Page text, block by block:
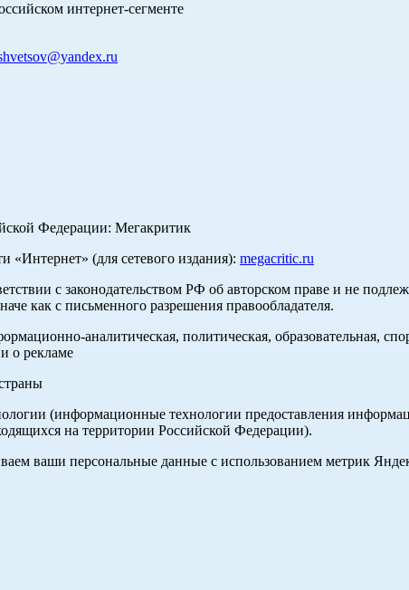
интернет-сегменте
Федерации: Мегакритик
(для сетевого издания): megacritic.ru
с законодательством РФ об авторском праве и не
как с письменного разрешения правообладателя.
аналитическая, политическая, образовательная,
о рекламе
(информационные технологии предоставления
на территории Российской Федерации).
ваши персональные данные с использованием метрик